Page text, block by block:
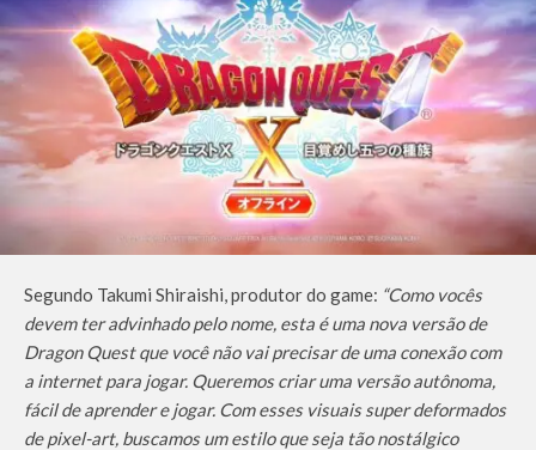
Segundo Takumi Shiraishi, produtor do game: “Como vocês
devem ter advinhado pelo nome, esta é uma nova versão de
Dragon Quest que você não vai precisar de uma conexão com
a internet para jogar. Queremos criar uma versão autônoma,
fácil de aprender e jogar. Com esses visuais super deformados
de pixel-art, buscamos um estilo que seja tão nostálgico